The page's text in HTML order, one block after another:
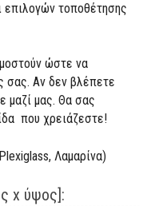
επιλογών τοποθέτησης
ώστε να
σας. Αν δεν βλέπετε
μαζί μας. Θα σας
που χρειάζεστε!
Λαμαρίνα)
x ύψος]: